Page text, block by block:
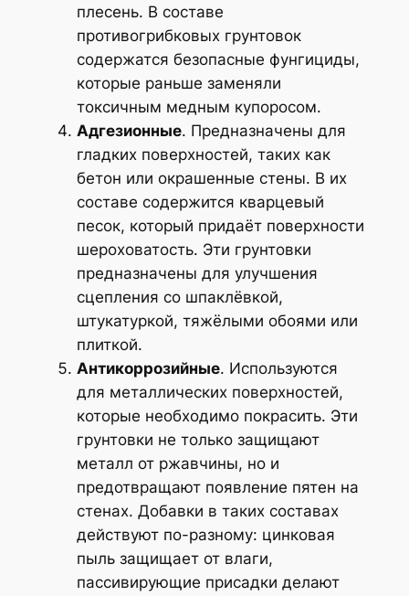
плесень. В составе
противогрибковых грунтовок
содержатся безопасные фунгициды,
которые раньше заменяли
токсичным медным купоросом.
Адгезионные. Предназначены для
гладких поверхностей, таких как
бетон или окрашенные стены. В их
составе содержится кварцевый
песок, который придаёт поверхности
шероховатость. Эти грунтовки
предназначены для улучшения
сцепления со шпаклёвкой,
штукатуркой, тяжёлыми обоями или
плиткой.
Антикоррозийные. Используются
для металлических поверхностей,
которые необходимо покрасить. Эти
грунтовки не только защищают
металл от ржавчины, но и
предотвращают появление пятен на
стенах. Добавки в таких составах
действуют по-разному: цинковая
пыль защищает от влаги,
пассивирующие присадки делают